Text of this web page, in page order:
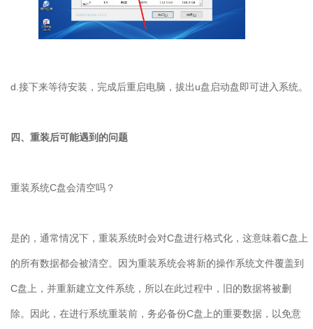
d.接下来等待安装，完成后重启电脑，拔出u盘启动盘即可进入系统。
四、重装后可能遇到的问题
重装系统C盘会清空吗？
是的，通常情况下，重装系统时会对C盘进行格式化，这意味着C盘上
的所有数据都会被清空。因为重装系统会将新的操作系统文件覆盖到
C盘上，并重新建立文件系统，所以在此过程中，旧的数据将被删
除。因此，在进行系统重装前，务必备份C盘上的重要数据，以免意